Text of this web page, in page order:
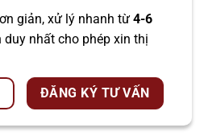
giản, xử lý nhanh từ 4-6
duy nhất cho phép xin thị
ĐĂNG KÝ TƯ VẤN